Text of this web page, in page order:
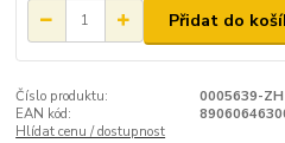
Přidat do
Číslo produktu:
0005639-ZH
EAN kód:
Hlídat cenu / dostupnost